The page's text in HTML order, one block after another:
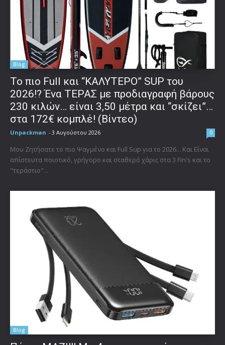
Blog
To πιο Full και “ΚΑΛΥΤΕΡΟ” SUP του
2026!? Ένα ΤΕΡΑΣ με προδιαγραφή βάρους
230 κιλών… είναι 3,50 μέτρα και “σκίζει”…
στα 172€ κομπλέ! (Βίντεο)
Unpackman - 3 Αυγούστου 2026 0
Μου Ζητήσατε το πιο Ψαγμένο και Full Sup για το 2026... Και Είναι
απίστευτα ποιοτικό, γρήγορο και σταθερό χάρις στα 3 Fin's και το
"τεράστιο"...
Blog